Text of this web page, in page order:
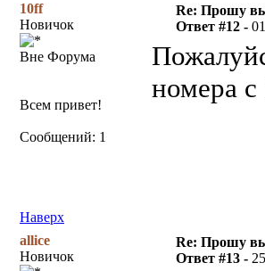
10ff
Новичок
Вне Форума
Всем привет!
Сообщений: 1
Re: Прошу
Ответ #12 -
номера
Наверх
allice
Новичок
Re: Прошу
Ответ #13 -